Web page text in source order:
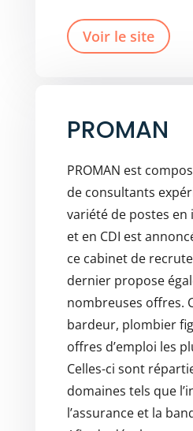
Voir le site
PROMAN
PROMAN est
de consultants
variété de postes en
et en CDI est
ce cabinet de
dernier propose
nombreuses offres.
bardeur, plombier
offres d’emploi les
Celles-ci sont
domaines tels que
l’assurance et la